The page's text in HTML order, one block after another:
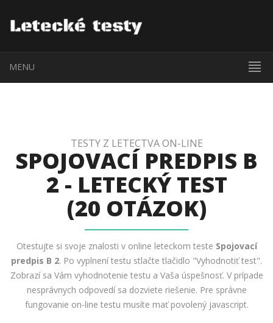
MENU
TESTY Z LETECTVA ON-LINE
SPOJOVACÍ PREDPIS B
2 - LETECKÝ TEST
(20 OTÁZOK)
Otestujte si svoje znalosti v online leteckom teste Spojovací
predpis B 2. Po vyplnení testu stlačte tlačidlo "Vyhodnotiť test".
Zobrazí sa Vám vyhodnotenie testu a Vaša úspešnosť. V prípade
nesprávnych odpovedí sa dozviete riešenie. Pre správne
fungovanie on-line testu musíte mať povolený javascript.